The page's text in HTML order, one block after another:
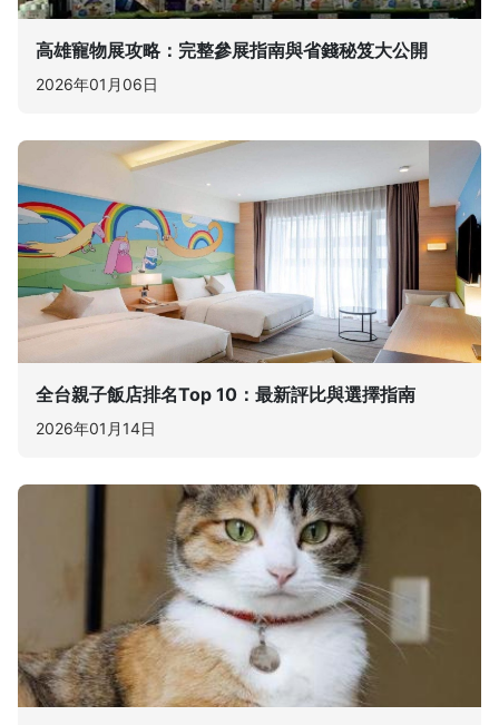
高雄寵物展攻略：完整參展指南與省錢秘笈大公開
2026年01月06日
全台親子飯店排名Top 10：最新評比與選擇指南
2026年01月14日